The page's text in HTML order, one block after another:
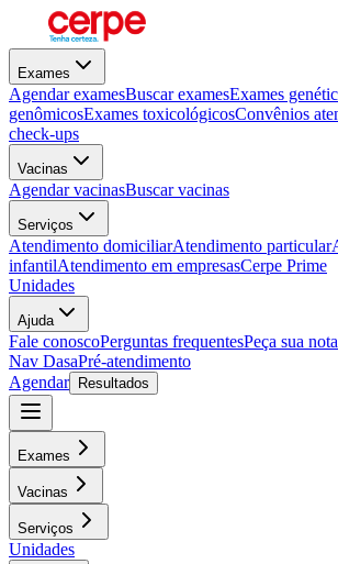
Exames
Agendar examesBuscar examesExames
genômicosExames toxicológicosConvênios
check-ups
Vacinas
Agendar vacinasBuscar vacinas
Serviços
Atendimento domiciliarAtendimento particular
infantilAtendimento em empresasCerpe Prime
Unidades
Ajuda
Fale conoscoPerguntas frequentesPeça sua
Nav DasaPré-atendimento
Agendar
Resultados
Exames
Vacinas
Serviços
Unidades